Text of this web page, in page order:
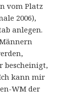
vom Platz
2006),
anlegen.
bescheinigt,
kann mir
WM der